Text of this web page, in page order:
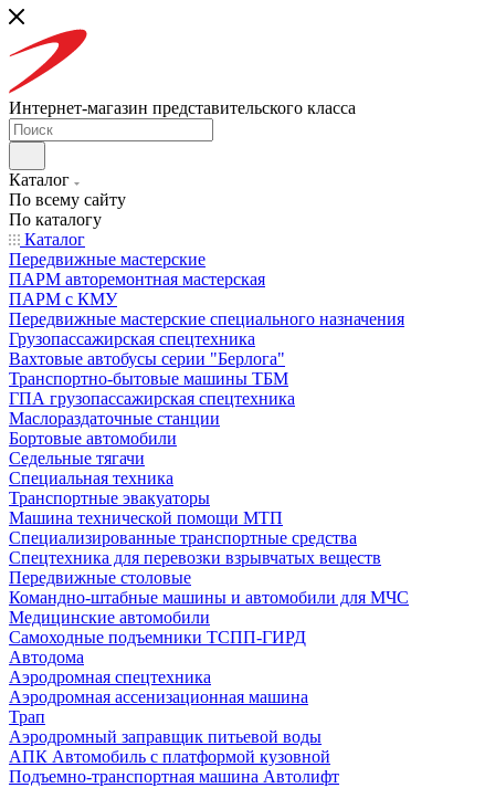
Интернет-магазин представительского класса
Каталог
По всему сайту
По каталогу
Каталог
Передвижные мастерские
ПАРМ авторемонтная мастерская
ПАРМ с КМУ
Передвижные мастерские специального назначения
Грузопассажирская спецтехника
Вахтовые автобусы серии "Берлога"
Транспортно-бытовые машины ТБМ
ГПА грузопассажирская спецтехника
Маслораздаточные станции
Бортовые автомобили
Седельные тягачи
Специальная техника
Транспортные эвакуаторы
Машина технической помощи МТП
Специализированные транспортные средства
Спецтехника для перевозки взрывчатых веществ
Передвижные столовые
Командно-штабные машины и автомобили для МЧС
Медицинские автомобили
Самоходные подъемники ТСПП-ГИРД
Автодома
Аэродромная спецтехника
Аэродромная ассенизационная машина
Трап
Аэродромный заправщик питьевой воды
АПК Автомобиль с платформой кузовной
Подъемно-транспортная машина Автолифт